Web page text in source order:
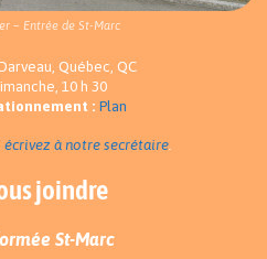
– Entrée de St-Marc
Québec, QC
10 h 30
: Plan
écrivez à notre secrétaire.
joindre
St-Marc